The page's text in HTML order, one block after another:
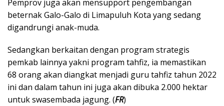
Pemprov juga akan mensupport pengembangan
beternak Galo-Galo di Limapuluh Kota yang sedang
digandrungi anak-muda.
Sedangkan berkaitan dengan program strategis
pemkab lainnya yakni program tahfiz, ia memastikan
68 orang akan diangkat menjadi guru tahfiz tahun 2022
ini dan dalam tahun ini juga akan dibuka 2.000 hektar
untuk swasembada jagung. (FR)